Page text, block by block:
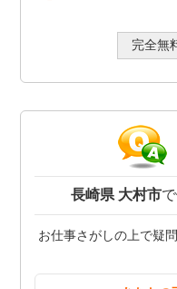
完全無
長崎県 大村市
お仕事さがしの上で疑